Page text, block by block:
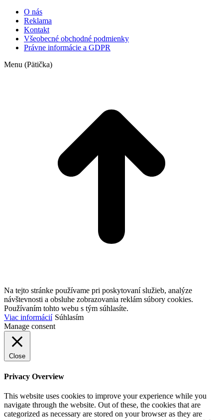
O nás
Reklama
Kontakt
Všeobecné obchodné podmienky
Právne informácie a GDPR
Menu (Pätička)
Na tejto stránke používame pri poskytovaní služieb, analýze
návštevnosti a obsluhe zobrazovania reklám súbory cookies.
Používaním tohto webu s tým súhlasíte.
Viac informácií Súhlasím
Manage consent
Close
Privacy Overview
This website uses cookies to improve your experience while you
navigate through the website. Out of these, the cookies that are
categorized as necessary are stored on your browser as they are